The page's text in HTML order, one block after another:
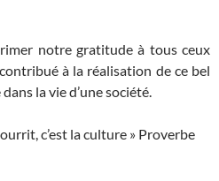
notre gratitude à tous ceux
à la réalisation de ce bel
la vie d’une société.
c’est la culture » Proverbe